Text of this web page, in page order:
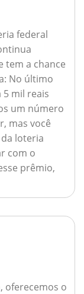
federal
tem a chance
No último
5 mil reais
um número
mas você
loteria
com o
prêmio,
oferecemos o